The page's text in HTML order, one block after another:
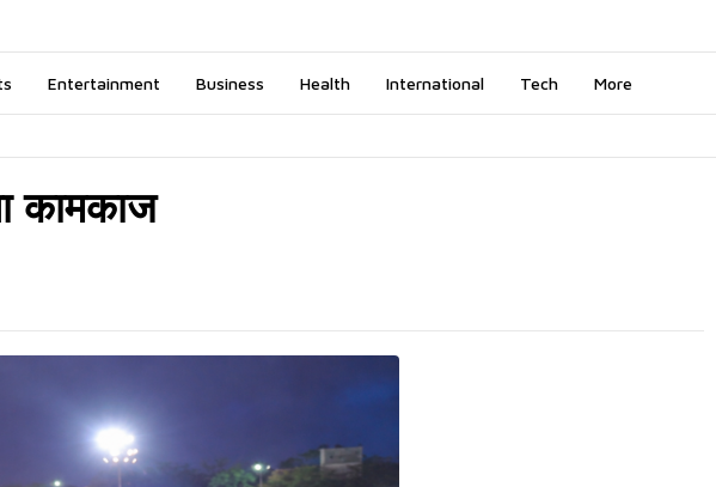
Entertainment Business Health International Tech More
कामकाज